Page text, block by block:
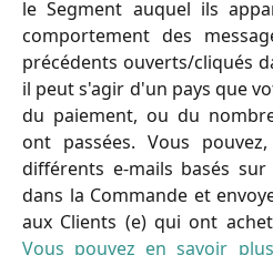
le Segment auquel ils
comportement des
précédents ouverts/cliqués
il peut s'agir d'un pays que
du paiement, ou du
ont passées. Vous
différents e-mails basés
dans la Commande et
aux Clients (e) qui ont
Vous pouvez en savoir